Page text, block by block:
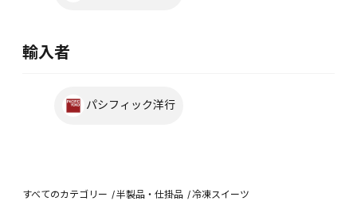
輸入者
パシフィック洋行
すべてのカテゴリー 半製品・仕掛品 冷凍スイーツ